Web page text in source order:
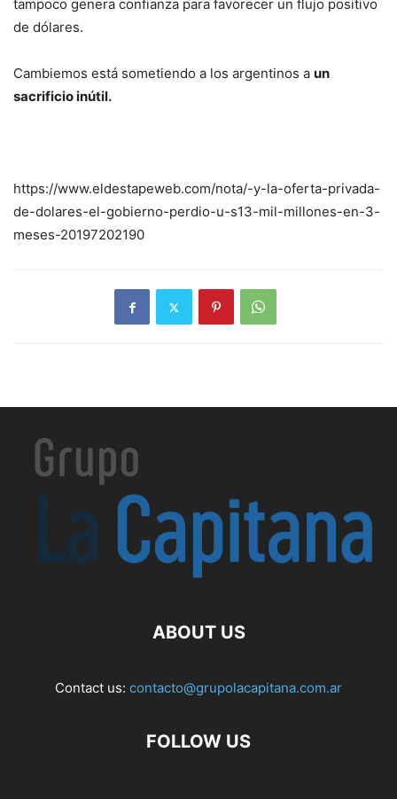
tampoco genera confianza para favorecer un flujo positivo
de dólares.
Cambiemos está sometiendo a los argentinos a un
sacrificio inútil.
https://www.eldestapeweb.com/nota/-y-la-oferta-privada-
de-dolares-el-gobierno-perdio-u-s13-mil-millones-en-3-
meses-20197202190
ABOUT US
Contact us: contacto@grupolacapitana.com.ar
FOLLOW US